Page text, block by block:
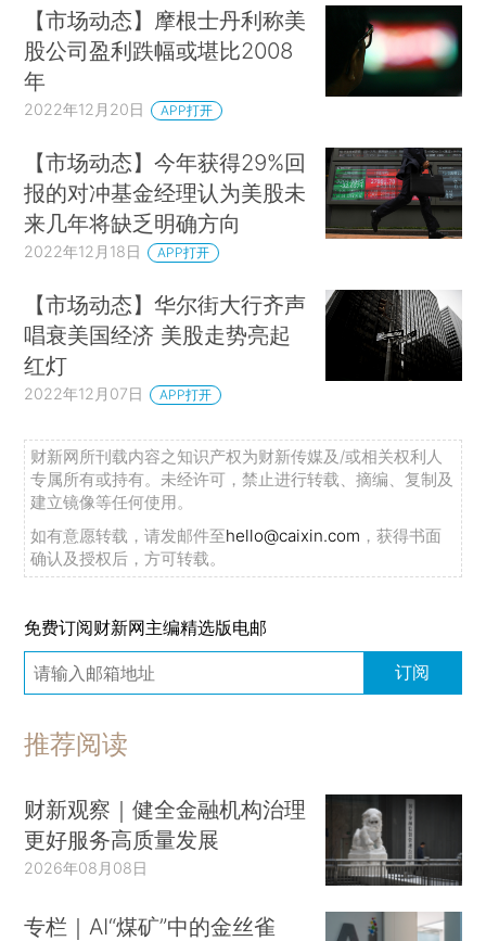
【市场动态】摩根士丹利称美
股公司盈利跌幅或堪比2008
年
2022年12月20日 APP打开
【市场动态】今年获得29%回
报的对冲基金经理认为美股未
来几年将缺乏明确方向
2022年12月18日 APP打开
【市场动态】华尔街大行齐声
唱衰美国经济 美股走势亮起
红灯
2022年12月07日 APP打开
财新网所刊载内容之知识产权为财新传媒及/或相关权利人
专属所有或持有。未经许可，禁止进行转载、摘编、复制及
建立镜像等任何使用。
如有意愿转载，请发邮件至hello@caixin.com ，获得书面
确认及授权后，方可转载。
免费订阅财新网主编精选版电邮
订阅
推荐阅读
财新观察｜健全金融机构治理
更好服务高质量发展
2026年08月08日
专栏｜AI“煤矿”中的金丝雀